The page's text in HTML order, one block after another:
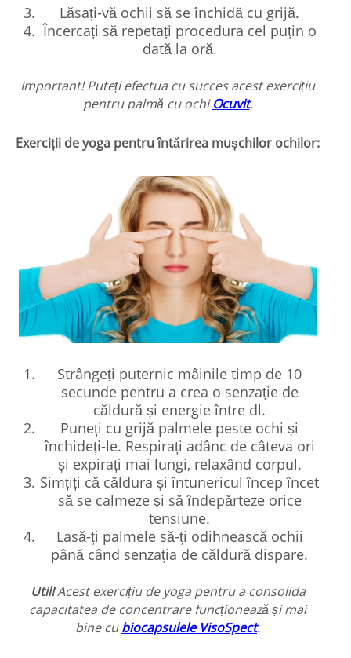
Lăsați-vă ochii să se închidă cu grijă.
Încercați să repetați procedura cel puțin o
dată la oră.
Important! Puteți efectua cu succes acest exercițiu
pentru palmă cu ochiOcuvit.
Exerciții de yoga pentru întărirea mușchilor ochilor:
Strângeți puternic mâinile timp de 10
secunde pentru a crea o senzație de
căldură și energie între dl.
Puneți cu grijă palmele peste ochi și
închideți-le. Respirați adânc de câteva ori
și expirați mai lungi, relaxând corpul.
Simțiți că căldura și întunericul încep încet
să se calmeze și să îndepărteze orice
tensiune.
Lasă-ți palmele să-ți odihnească ochii
până când senzația de căldură dispare.
Util!Acest exercițiu de yoga pentru a consolida
capacitatea de concentrare funcționează și mai
bine cubiocapsulele VisoSpect.